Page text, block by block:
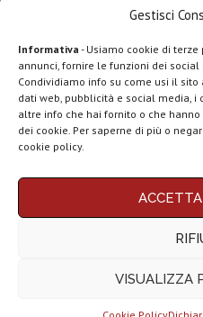
Gestisci
Informativa - Usiamo cookie di
annunci, fornire le funzioni dei
Condividiamo info su come usi il
dati web, pubblicità e social media,
altre info che hai fornito o che hanno
dei cookie. Per saperne di più o
cookie policy.
VISUALIZZA
una particolare
Chi siamo Contatti
Questo blog non rappresenta una
Affiliazione Amazon EU, un
Tech4Dummies riceve un
LEGGI ANCHE
Motorola rinnova
per intenditori...
NexPhone è il
smartphone con...